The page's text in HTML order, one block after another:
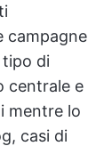
campagne
di
centrale e
mentre lo
casi di